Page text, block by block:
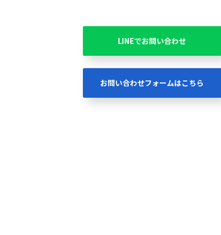
LINEでお問い合わせ
お問い合わせフォームはこちら